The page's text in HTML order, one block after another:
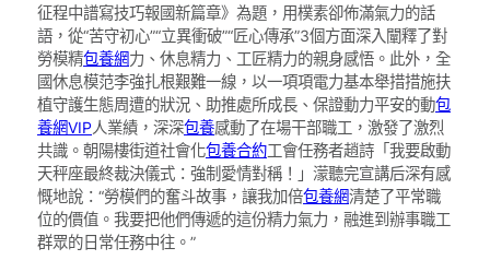
征程中譜寫技巧報國新篇章》為題，用樸素卻佈滿氣力的話
語，從“苦守初心”“立異衝破”“匠心傳承”3個方面深入闡釋了對
勞模精包養網力、休息精力、工匠精力的親身感悟。此外，全
國休息模范李強扎根艱難一線，以一項項電力基本舉措措施扶
植守護生態周遭的狀況、助推處所成長、保證動力平安的動包
養網VIP人業績，深深包養感動了在場干部職工，激發了激烈
共識。朝陽樓街道社會化包養合約工會任務者趙詩「我要啟動
天秤座最終裁決儀式：強制愛情對稱！」濛聽完宣講后深有感
慨地說：“勞模們的奮斗故事，讓我加倍包養網清楚了平常職
位的價值。我要把他們傳遞的這份精力氣力，融進到辦事職工
群眾的日常任務中往。”